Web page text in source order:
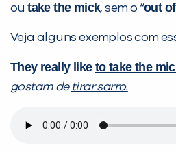
outake the mick, sem o “out of
Veja alguns exemplos com
They really like to take the
gostam de tirar sarro.